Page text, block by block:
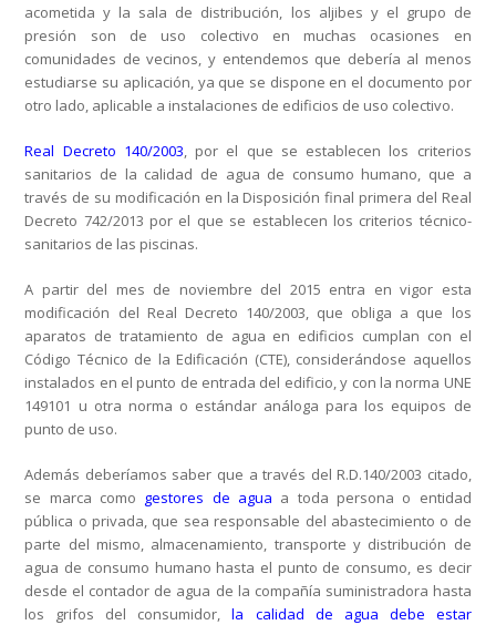
acometida y la sala de distribución, los aljibes y el grupo de
presión son de uso colectivo en muchas ocasiones en
comunidades de vecinos, y entendemos que debería al menos
estudiarse su aplicación, ya que se dispone en el documento por
otro lado, aplicable a instalaciones de edificios de uso colectivo.
Real Decreto 140/2003 , por el que se establecen los criterios
sanitarios de la calidad de agua de consumo humano, que a
través de su modificación en la Disposición final primera del Real
Decreto 742/2013 por el que se establecen los criterios técnico-
sanitarios de las piscinas.
A partir del mes de noviembre del 2015 entra en vigor esta
modificación del Real Decreto 140/2003, que obliga a que los
aparatos de tratamiento de agua en edificios cumplan con el
Código Técnico de la Edificación (CTE), considerándose aquellos
instalados en el punto de entrada del edificio, y con la norma UNE
149101 u otra norma o estándar análoga para los equipos de
punto de uso.
Además deberíamos saber que a través del R.D.140/2003 citado,
se marca como gestores de agua a toda persona o entidad
pública o privada, que sea responsable del abastecimiento o de
parte del mismo, almacenamiento, transporte y distribución de
agua de consumo humano hasta el punto de consumo, es decir
desde el contador de agua de la compañía suministradora hasta
los grifos del consumidor,
la calidad de agua debe estar